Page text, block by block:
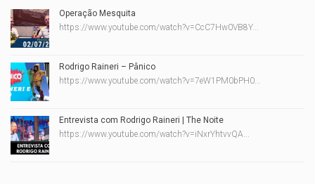
Operação Mesquita
https://www.youtube.com/watch?v=CcC7Hw0VB8Y...
Rodrigo Raineri – Pânico
https://www.youtube.com/watch?v=7eW1PM0bPH0...
Entrevista com Rodrigo Raineri | The Noite
https://www.youtube.com/watch?v=iNxrYhtvvQA...